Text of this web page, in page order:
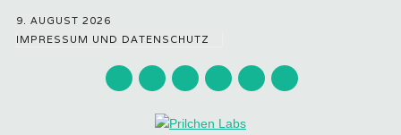
9. AUGUST 2026
IMPRESSUM UND DATENSCHUTZ